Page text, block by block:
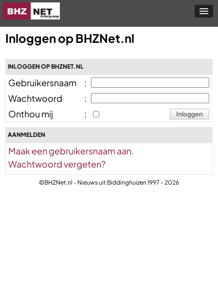
Inloggen op BHZNet.nl
INLOGGEN OP BHZNET.NL
Gebruikersnaam
:
Wachtwoord
:
Onthou mij
:
AANMELDEN
Maak een gebruikersnaam aan.
Wachtwoord vergeten?
©BHZNet.nl - Nieuws uit Biddinghuizen 1997 - 2026